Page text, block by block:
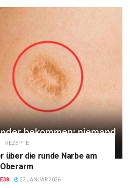
REZEPTE
über die runde Narbe am
Oberarm
22 JANUAR 2026